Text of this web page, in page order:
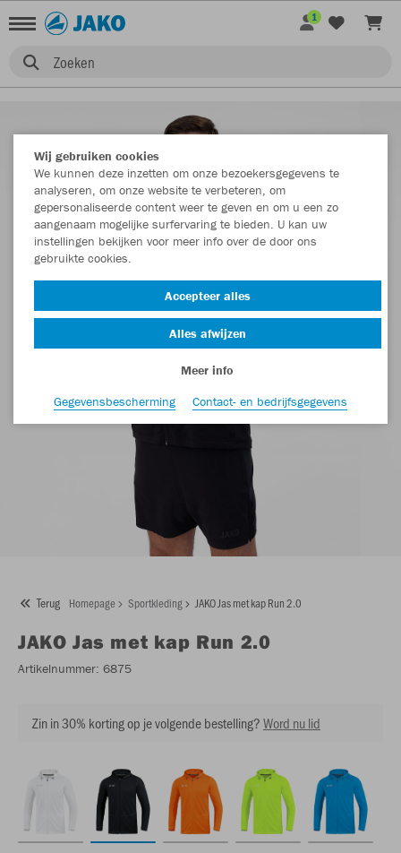
Zoeken
1
Terug Homepage Sportkleding JAKO Jas met kap Run 2.0
JAKO Jas met kap Run 2.0
Artikelnummer: 6875
Zin in 30% korting op je volgende bestelling?Word nu lid
Wij gebruiken cookies
We kunnen deze inzetten om onze bezoekersgegevens te
analyseren, om onze website te verbeteren, om
gepersonaliseerde content weer te geven en om u een zo
aangenaam mogelijke surfervaring te bieden. U kan uw
instellingen bekijken voor meer info over de door ons
gebruikte cookies.
Accepteer alles
Alles afwijzen
Meer info
Gegevensbescherming
Contact- en bedrijfsgegevens